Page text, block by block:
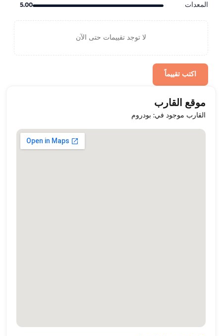
المعدات 5.00
لا توجد تقييمات حتى الآن
اكتب تقييماً
موقع القارب
القارب موجود في: بودروم